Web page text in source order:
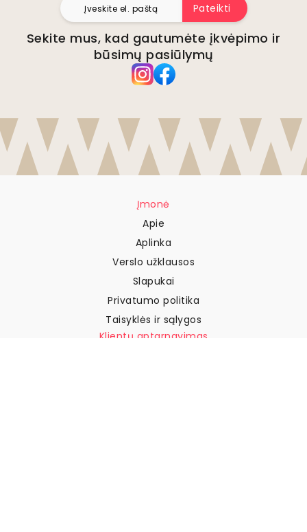
Pateikti
Sekite mus, kad gautumėte įkvėpimo ir
būsimų pasiūlymų
Įmonė
Apie
Aplinka
Verslo užklausos
Slapukai
Privatumo politika
Taisyklės ir sąlygos
Klientų aptarnavimas